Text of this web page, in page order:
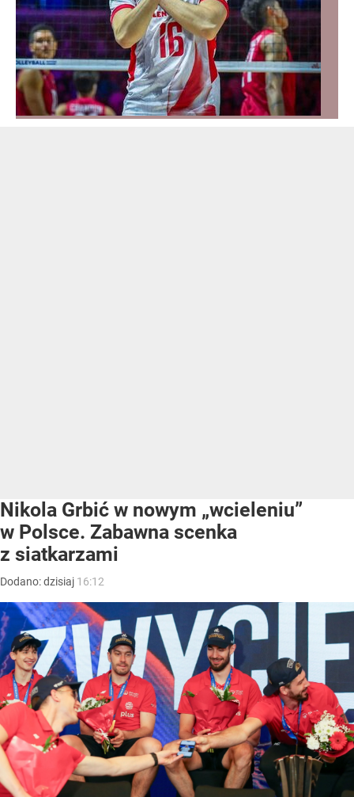
Nikola Grbić w nowym „wcieleniu”
w Polsce. Zabawna scenka
z siatkarzami
Dodano:dzisiaj 16:12